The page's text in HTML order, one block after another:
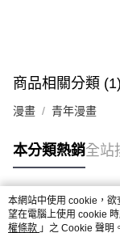
恩沛科技股份有限公
商品相關分類 (1)
漫畫 青年漫畫
本分類熱銷全站
熱門標籤
本網站中使用 cookie，
望在電腦上使用 cookie
權條款 」之 Cookie 聲明